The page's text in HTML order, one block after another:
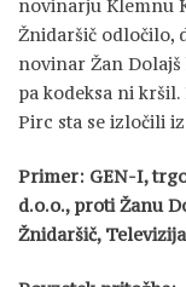
novinarju Klemnu
Žnidaršič odločilo,
novinar Žan
pa kodeksa ni
Pirc sta se izločili
Primer: GEN-I,
d.o.o., proti Žanu
Žnidaršič,